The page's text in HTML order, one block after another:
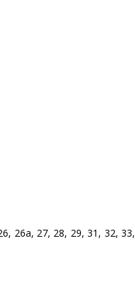
26а, 27, 28, 29, 31, 32, 33,